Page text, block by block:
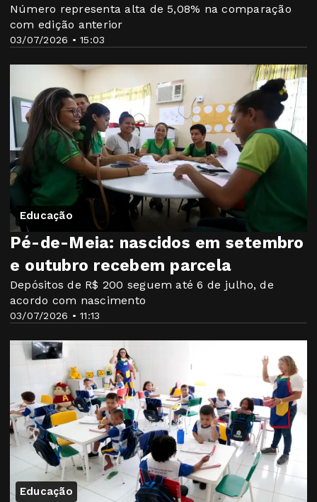
03/07/2026 • 15:03
Número representa alta de 5,08% na comparação
com edição anterior
Educação
03/07/2026 • 11:13
Pé-de-Meia: nascidos em setembro
e outubro recebem parcela
Depósitos de R$ 200 seguem até 6 de julho, de
acordo com nascimento
Educação